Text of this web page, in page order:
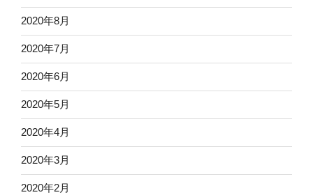
2020年8月
2020年7月
2020年6月
2020年5月
2020年4月
2020年3月
2020年2月